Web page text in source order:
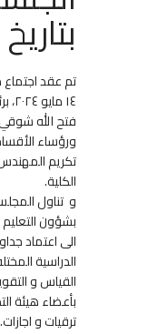
بتاريخ ٢٠٢٤/٥/١٤
تم عقد اجتماع
١٤
فتح الله
ورؤساء
تكريم
الكلية.
و تناول
بشؤون التعليم
الى اعتماد
الدراسية
القياس و
بأعضاء هيئة
ترقيات و اجازات.